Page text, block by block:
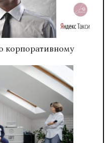
корпоративному